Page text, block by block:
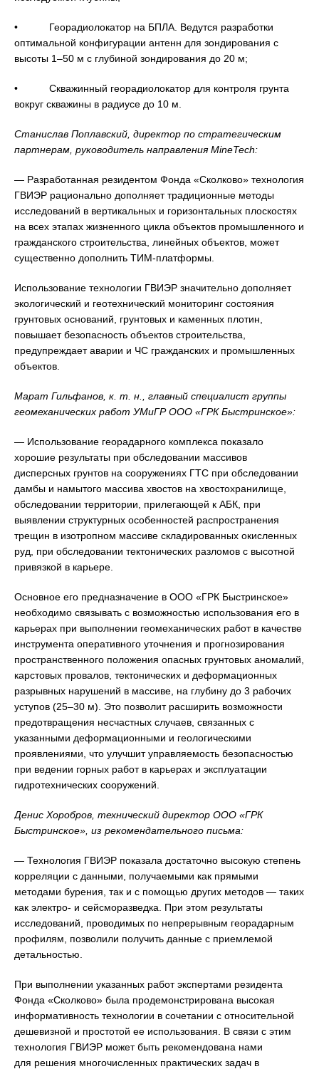
• Георадиолокатор на БПЛА. Ведутся разработки
оптимальной конфигурации антенн для зондирования с
высоты 1–50 м с глубиной зондирования до 20 м;
• Скважинный георадиолокатор для контроля грунта
вокруг скважины в радиусе до 10 м.
Станислав Поплавский, директор по стратегическим
партнерам, руководитель направления MineTech:
— Разработанная резидентом Фонда «Сколково» технология
ГВИЭР рационально дополняет традиционные методы
исследований в вертикальных и горизонтальных плоскостях
на всех этапах жизненного цикла объектов промышленного и
гражданского строительства, линейных объектов, может
существенно дополнить ТИМ-платформы.
Использование технологии ГВИЭР значительно дополняет
экологический и геотехнический мониторинг состояния
грунтовых оснований, грунтовых и каменных плотин,
повышает безопасность объектов строительства,
предупреждает аварии и ЧС гражданских и промышленных
объектов.
Марат Гильфанов, к. т. н., главный специалист группы
геомеханических работ УМиГР ООО «ГРК Быстринское»:
— Использование георадарного комплекса показало
хорошие результаты при обследовании массивов
дисперсных грунтов на сооружениях ГТС при обследовании
дамбы и намытого массива хвостов на хвостохранилище,
обследовании территории, прилегающей к АБК, при
выявлении структурных особенностей распространения
трещин в изотропном массиве складированных окисленных
руд, при обследовании тектонических разломов с высотной
привязкой в карьере.
Основное его предназначение в ООО «ГРК Быстринское»
необходимо связывать с возможностью использования его в
карьерах при выполнении геомеханических работ в качестве
инструмента оперативного уточнения и прогнозирования
пространственного положения опасных грунтовых аномалий,
карстовых провалов, тектонических и деформационных
разрывных нарушений в массиве, на глубину до 3 рабочих
уступов (25–30 м). Это позволит расширить возможности
предотвращения несчастных случаев, связанных с
указанными деформационными и геологическими
проявлениями, что улучшит управляемость безопасностью
при ведении горных работ в карьерах и эксплуатации
гидротехнических сооружений.
Денис Хоробров, технический директор ООО «ГРК
Быстринское», из рекомендательного письма:
— Технология ГВИЭР показала достаточно высокую степень
корреляции с данными, получаемыми как прямыми
методами бурения, так и с помощью других методов — таких
как электро- и сейсморазведка. При этом результаты
исследований, проводимых по непрерывным георадарным
профилям, позволили получить данные с приемлемой
детальностью.
При выполнении указанных работ экспертами резидента
Фонда «Сколково» была продемонстрирована высокая
информативность технологии в сочетании с относительной
дешевизной и простотой ее использования. В связи с этим
технология ГВИЭР может быть рекомендована нами
для решения многочисленных практических задач в